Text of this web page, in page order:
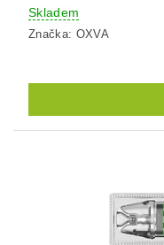
Skladem
Značka: OXVA